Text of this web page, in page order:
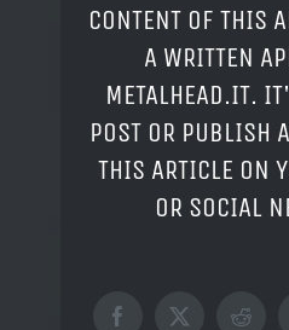
CONTENT OF THIS
A WRITTEN
METALHEAD.IT.
POST OR PUBLISH
THIS ARTICLE ON
OR SOCIAL
Facebook
X